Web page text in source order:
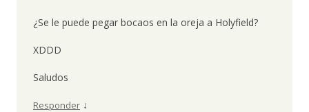
¿Se le puede pegar bocaos en la oreja a Holyfield?
XDDD
Saludos
Responder ↓